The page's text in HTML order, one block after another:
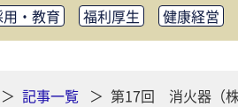
・教育 福利厚生
健康経営
クマネジメント・BCP
社外・
記事一覧 第17回 消火器（